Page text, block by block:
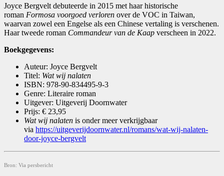
Joyce Bergvelt debuteerde in 2015 met haar historische
roman Formosa voorgoed verloren over de VOC in Taiwan,
waarvan zowel een Engelse als een Chinese vertaling is verschenen.
Haar tweede roman Commandeur van de Kaap verscheen in 2022.
Boekgegevens:
Auteur: Joyce Bergvelt
Titel: Wat wij nalaten
ISBN: 978-90-834495-9-3
Genre: Literaire roman
Uitgever: Uitgeverij Doornwater
Prijs: € 23,95
Wat wij nalaten is onder meer verkrijgbaar
via https://uitgeverijdoornwater.nl/romans/wat-wij-nalaten-
door-joyce-bergvelt
Bron: Via persbericht